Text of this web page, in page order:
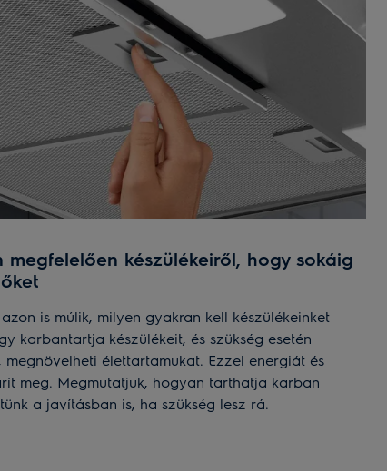
megfelelően készülékeiről, hogy sokáig
is múlik, milyen gyakran kell készülékeinket
karbantartja készülékeit, és szükség esetén
élettartamukat. Ezzel energiát és
meg. Megmutatjuk, hogyan tarthatja karban
a javításban is, ha szükség lesz rá.